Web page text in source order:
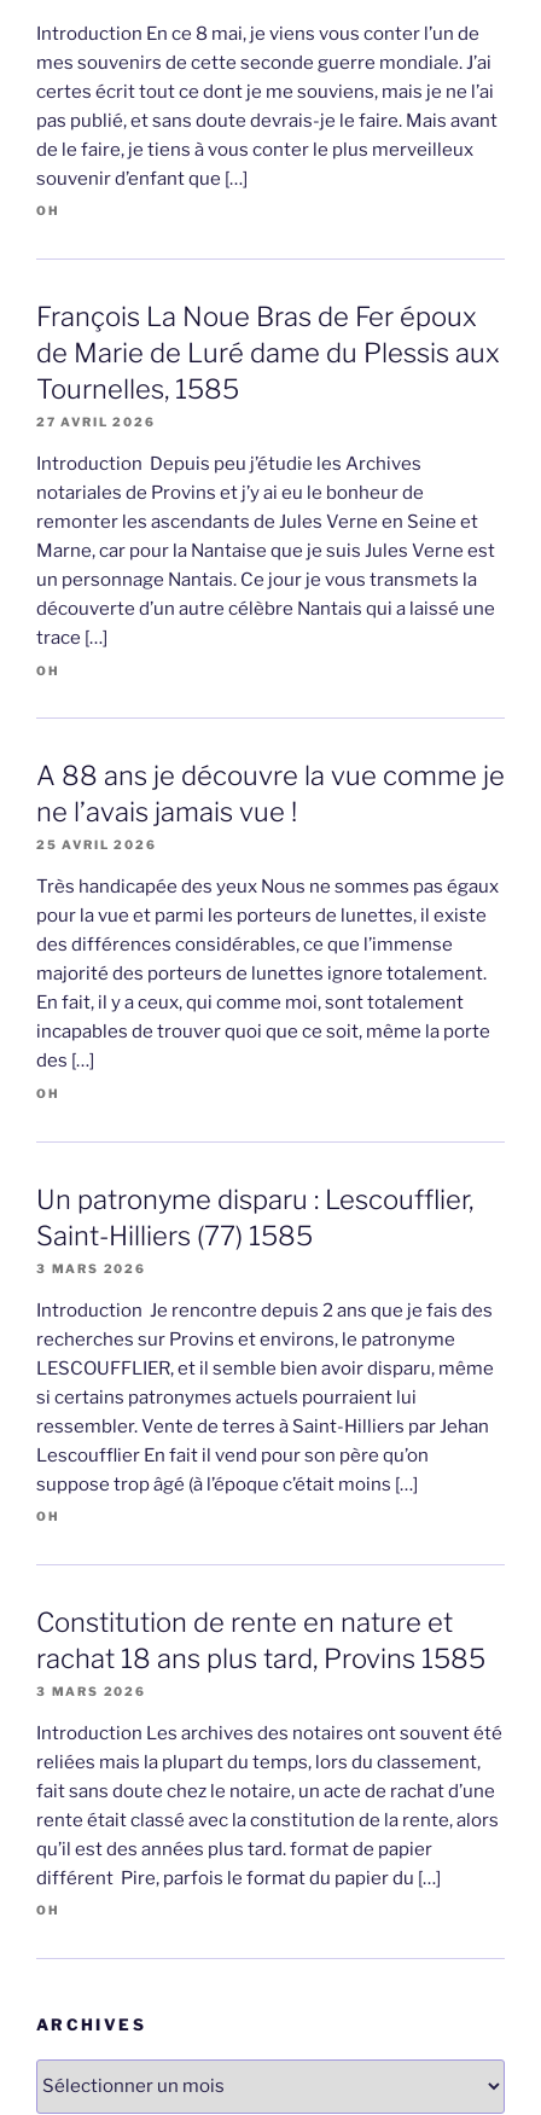
Introduction En ce 8 mai, je viens vous conter l’un de
mes souvenirs de cette seconde guerre mondiale. J’ai
certes écrit tout ce dont je me souviens, mais je ne l’ai
pas publié, et sans doute devrais-je le faire. Mais avant
de le faire, je tiens à vous conter le plus merveilleux
souvenir d’enfant que […]
OH
François La Noue Bras de Fer époux
de Marie de Luré dame du Plessis aux
Tournelles, 1585
27 AVRIL 2026
Introduction Depuis peu j’étudie les Archives
notariales de Provins et j’y ai eu le bonheur de
remonter les ascendants de Jules Verne en Seine et
Marne, car pour la Nantaise que je suis Jules Verne est
un personnage Nantais. Ce jour je vous transmets la
découverte d’un autre célèbre Nantais qui a laissé une
trace […]
OH
A 88 ans je découvre la vue comme je
ne l’avais jamais vue !
25 AVRIL 2026
Très handicapée des yeux Nous ne sommes pas égaux
pour la vue et parmi les porteurs de lunettes, il existe
des différences considérables, ce que l’immense
majorité des porteurs de lunettes ignore totalement.
En fait, il y a ceux, qui comme moi, sont totalement
incapables de trouver quoi que ce soit, même la porte
des […]
OH
Un patronyme disparu : Lescoufflier,
Saint-Hilliers (77) 1585
3 MARS 2026
Introduction Je rencontre depuis 2 ans que je fais des
recherches sur Provins et environs, le patronyme
LESCOUFFLIER, et il semble bien avoir disparu, même
si certains patronymes actuels pourraient lui
ressembler. Vente de terres à Saint-Hilliers par Jehan
Lescoufflier En fait il vend pour son père qu’on
suppose trop âgé (à l’époque c’était moins […]
OH
Constitution de rente en nature et
rachat 18 ans plus tard, Provins 1585
3 MARS 2026
Introduction Les archives des notaires ont souvent été
reliées mais la plupart du temps, lors du classement,
fait sans doute chez le notaire, un acte de rachat d’une
rente était classé avec la constitution de la rente, alors
qu’il est des années plus tard. format de papier
différent Pire, parfois le format du papier du […]
OH
ARCHIVES
Archives